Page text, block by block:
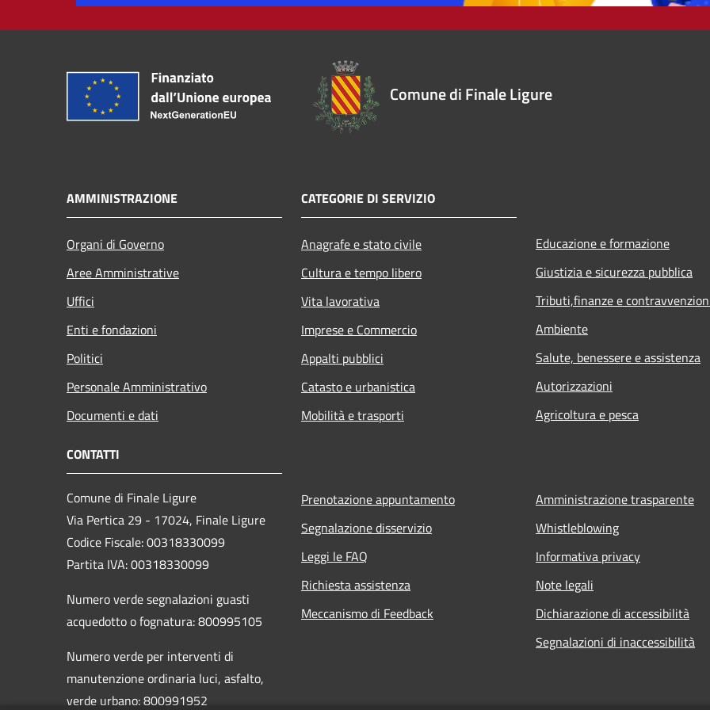
Comune di Finale Ligure
AMMINISTRAZIONE
Organi di Governo
Aree Amministrative
Uffici
Enti e fondazioni
Politici
Personale Amministrativo
Documenti e dati
CATEGORIE DI SERVIZIO
Anagrafe e stato civile
Cultura e tempo libero
Vita lavorativa
Imprese e Commercio
Appalti pubblici
Catasto e urbanistica
Mobilità e trasporti
Educazione e formazione
Giustizia e sicurezza pubblica
Tributi,finanze e
Ambiente
Salute, benessere e assistenza
Autorizzazioni
Agricoltura e pesca
CONTATTI
Comune di Finale Ligure
Via Pertica 29 - 17024, Finale Ligure
Codice Fiscale: 00318330099
Partita IVA: 00318330099
Numero verde segnalazioni guasti
acquedotto o fognatura: 800995105
Numero verde per interventi di
manutenzione ordinaria luci, asfalto,
verde urbano: 800991952
Prenotazione appuntamento
Segnalazione disservizio
Leggi le FAQ
Richiesta assistenza
Meccanismo di Feedback
Amministrazione trasparente
Whistleblowing
Informativa privacy
Note legali
Dichiarazione di accessibilità
Segnalazioni di inaccessibilità